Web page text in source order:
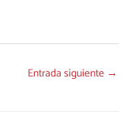
Entrada siguiente →